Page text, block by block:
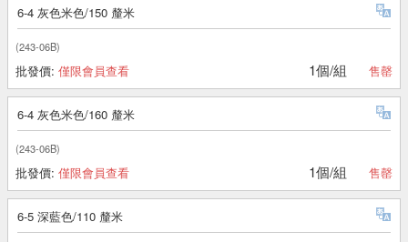
6-4 灰色米色/150 釐米
(243-06B)
批發價: 僅限會員查看 1個/組 售罄
6-4 灰色米色/160 釐米
(243-06B)
批發價: 僅限會員查看 1個/組 售罄
6-5 深藍色/110 釐米